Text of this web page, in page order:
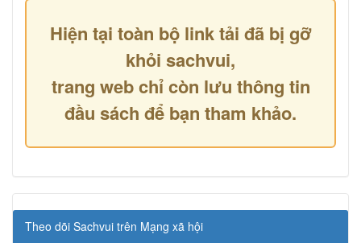
Hiện tại toàn bộ link tải đã bị gỡ
khỏi sachvui,
trang web chỉ còn lưu thông tin
đầu sách để bạn tham khảo.
Theo dõi Sachvui trên Mạng xã hội